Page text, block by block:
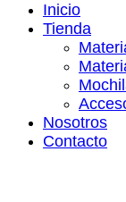
Inicio
Tienda
Nosotros
Contacto